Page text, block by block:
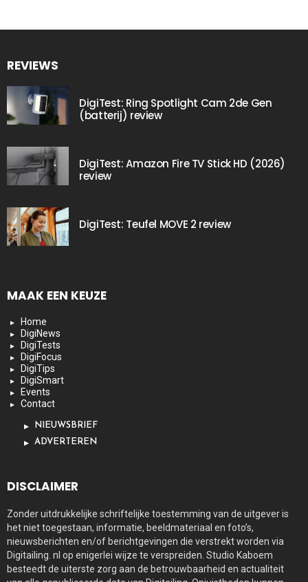
REVIEWS
DigiTest: Ring Spotlight Cam 2de Gen
(batterij) review
DigiTest: Amazon Fire TV Stick HD (2026)
review
DigiTest: Teufel MOVE 2 review
MAAK EEN KEUZE
Home
DigiNews
DigiTests
DigiFocus
DigiTips
DigiSmart
Events
Contact
NIEUWSBRIEF
ADVERTEREN
DISCLAIMER
Zonder uitdrukkelijke schriftelijke toestemming van de uitgever is
het niet toegestaan, informatie, beeldmateriaal en foto’s,
nieuwsberichten en/of berichtgevingen die verstrekt worden via
Digitailing. nl op enigerlei wijze te verspreiden. Studio Kaboem
besteedt de uiterste zorg aan de betrouwbaarheid en actualiteit